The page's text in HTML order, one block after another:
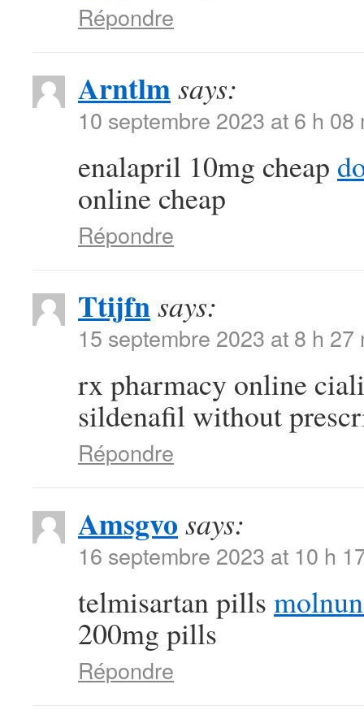
Répondre
Arntlmsays:
10 septembre 2023 at 6 h 08
enalapril 10mg cheap
online cheap
Répondre
Ttijfnsays:
15 septembre 2023 at 8 h 27
rx pharmacy online
sildenafil without
Répondre
Amsgvo says:
16 septembre 2023 at 10 h
telmisartan pills
200mg pills
Répondre